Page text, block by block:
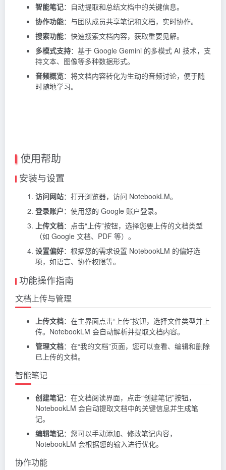
智能笔记：自动提取和总结文档中的关键信息。
协作功能：与团队成员共享笔记和文档，实时协作。
搜索功能：快速搜索文档内容，获取重要见解。
多模式支持：基于 Google Gemini 的多模式 AI 技术，支
持文本、图像等多种数据形式。
音频概览：将文档内容转化为生动的音频讨论，便于随
时随地学习。
使用帮助
安装与设置
访问网站：打开浏览器，访问 NotebookLM。
登录账户：使用您的 Google 账户登录。
上传文档：点击“上传”按钮，选择您要上传的文档类型
（如 Google 文档、PDF 等）。
设置偏好：根据您的需求设置 NotebookLM 的偏好选
项，如语言、协作权限等。
功能操作指南
文档上传与管理
上传文档：在主界面点击“上传”按钮，选择文件类型并上
传。NotebookLM 会自动解析并提取文档内容。
管理文档：在“我的文档”页面，您可以查看、编辑和删除
已上传的文档。
智能笔记
创建笔记：在文档阅读界面，点击“创建笔记”按钮，
NotebookLM 会自动提取文档中的关键信息并生成笔
记。
编辑笔记：您可以手动添加、修改笔记内容，
NotebookLM 会根据您的输入进行优化。
协作功能